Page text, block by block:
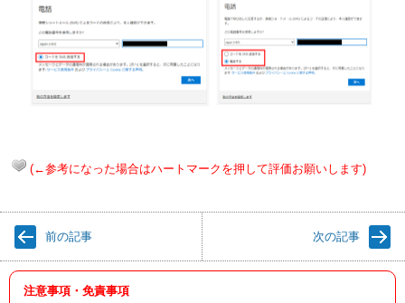
(←参考になった場合はハートマークを押して評価お願いします)
前の記事 次の記事
注意事項・免責事項